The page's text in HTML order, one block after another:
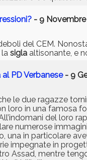
- 9 Novembre
del CEM.
sigla altisonante, e
PD Verbanese- 9
le due ragazze
loro in una famosa
del loro
numerose
una in particolare
impegnate in
Assad, mentre